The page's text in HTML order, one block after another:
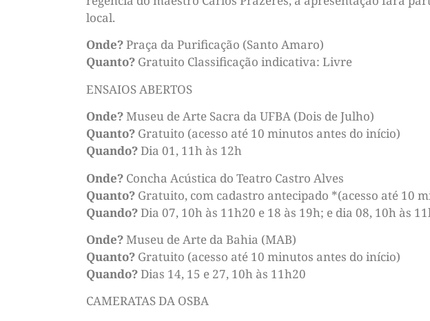
local.
Onde?Praça da Purificação (Santo Amaro)
Quanto? Gratuito Classificação indicativa: Livre
ENSAIOS ABERTOS
Onde?Museu de Arte Sacra da UFBA (Dois de Julho)
Quanto? Gratuito (acesso até 10 minutos antes do início)
Quando?Dia 01, 11h às 12h
Onde? Concha Acústica do Teatro Castro Alves
Quanto? Gratuito, com cadastro antecipado *(acesso até 10
Quando?Dia 07, 10h às 11h20 e 18 às 19h; e dia 08, 10h às
Onde?Museu de Arte da Bahia (MAB)
Quanto? Gratuito (acesso até 10 minutos antes do início)
Quando?Dias 14, 15 e 27, 10h às 11h20
CAMERATAS DA OSBA